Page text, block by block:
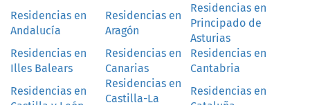
Residencias en
Andalucía
Residencias en
Aragón
Residencias en
Principado de
Asturias
Residencias en
Illes Balears
Residencias en
Canarias
Residencias en
Cantabria
Residencias en
Residencias en
Castilla-La
Residencias en